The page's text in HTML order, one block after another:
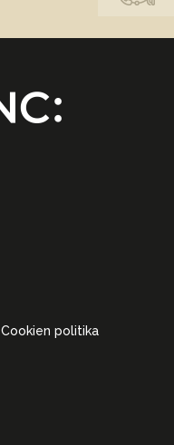
Cookien politika